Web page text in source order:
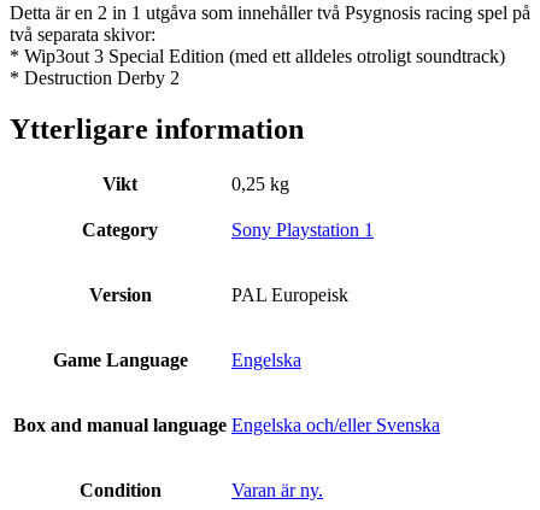
Detta är en 2 in 1 utgåva som innehåller två Psygnosis racing spel på
två separata skivor:
* Wip3out 3 Special Edition (med ett alldeles otroligt soundtrack)
* Destruction Derby 2
Ytterligare information
Vikt 0,25 kg
Category Sony Playstation 1
Version PAL Europeisk
Game Language Engelska
Box and manual language Engelska och/eller Svenska
Condition Varan är ny.